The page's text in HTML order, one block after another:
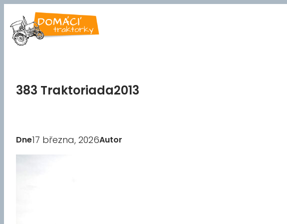
Přeskočit
na
obsah
383 Traktoriada2013
Dne17 března, 2026Autor